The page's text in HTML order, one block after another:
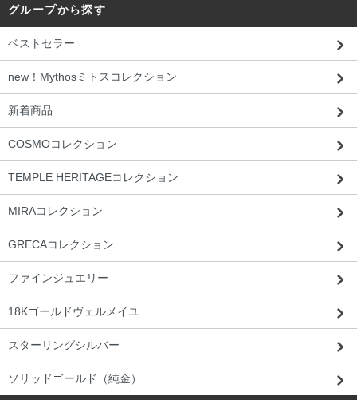
グループから探す
ベストセラー
new！Mythosミトスコレクション
新着商品
COSMOコレクション
TEMPLE HERITAGEコレクション
MIRAコレクション
GRECAコレクション
ファインジュエリー
18Kゴールドヴェルメイユ
スターリングシルバー
ソリッドゴールド（純金）